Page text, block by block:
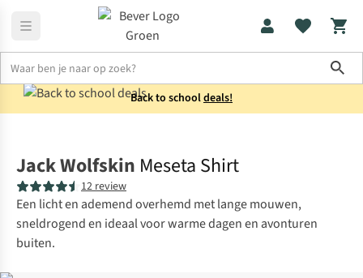
Back to schooldeals!
Jack Wolfskin Meseta Shirt
12 review
Een licht en ademend overhemd met lange mouwen,
sneldrogend en ideaal voor warme dagen en avonturen
buiten.